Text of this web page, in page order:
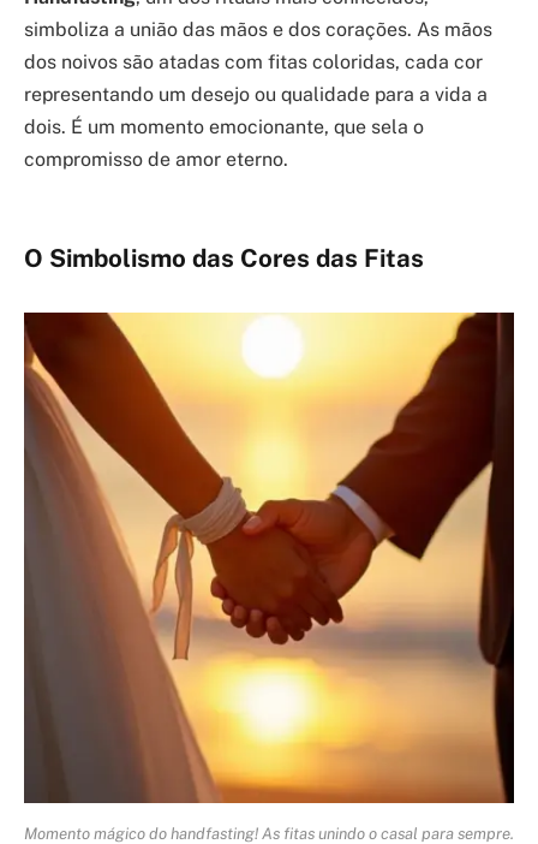
simboliza a união das mãos e dos corações. As mãos
dos noivos são atadas com fitas coloridas, cada cor
representando um desejo ou qualidade para a vida a
dois. É um momento emocionante, que sela o
compromisso de amor eterno.
O Simbolismo das Cores das Fitas
Momento mágico do handfasting! As fitas unindo o casal para sempre.